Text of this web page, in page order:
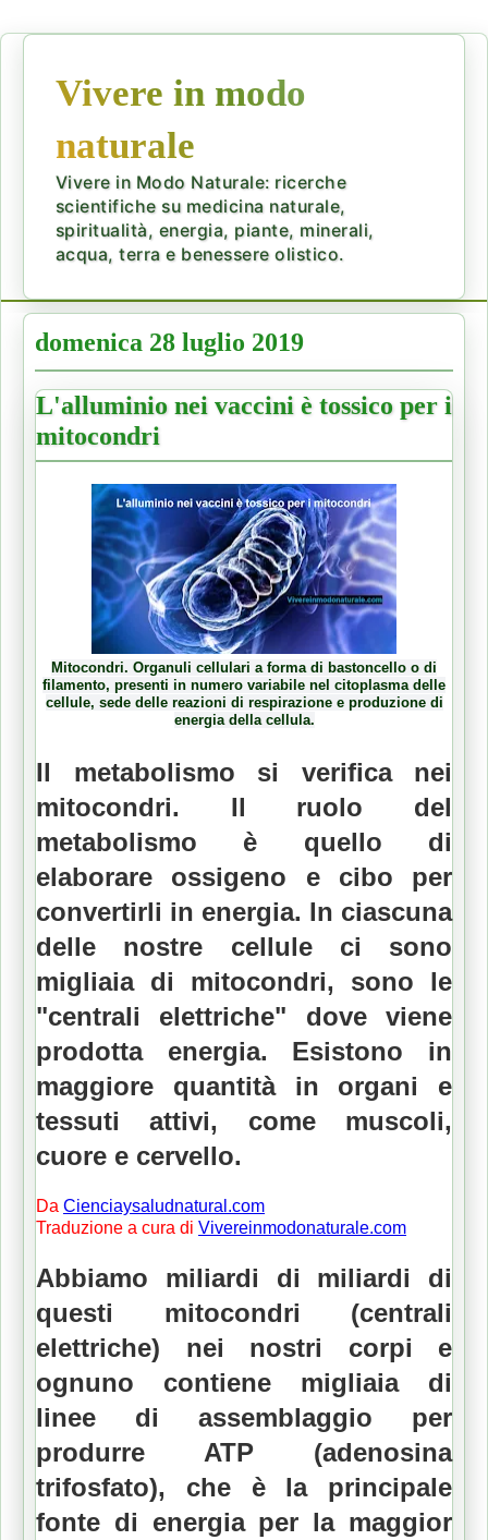
Vivere in modo
naturale
Vivere in Modo Naturale: ricerche
scientifiche su medicina naturale,
spiritualità, energia, piante, minerali,
acqua, terra e benessere olistico.
domenica 28 luglio 2019
L'alluminio nei vaccini è tossico per i
mitocondri
Mitocondri. Organuli cellulari a forma di bastoncello o di
filamento, presenti in numero variabile nel citoplasma delle
cellule, sede delle reazioni di respirazione e produzione di
energia della cellula.
Il metabolismo si verifica nei
mitocondri. Il ruolo del
metabolismo è quello di
elaborare ossigeno e cibo per
convertirli in energia. In ciascuna
delle nostre cellule ci sono
migliaia di mitocondri, sono le
"centrali elettriche" dove viene
prodotta energia. Esistono in
maggiore quantità in organi e
tessuti attivi, come muscoli,
cuore e cervello.
Da Cienciaysaludnatural.com
Traduzione a cura di Vivereinmodonaturale.com
Abbiamo miliardi di miliardi di
questi mitocondri (centrali
elettriche) nei nostri corpi e
ognuno contiene migliaia di
linee di assemblaggio per
produrre ATP (adenosina
trifosfato), che è la principale
fonte di energia per la maggior